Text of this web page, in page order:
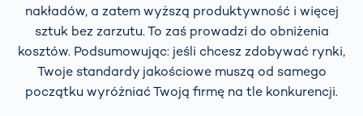
nakładów, a zatem wyższą produktywność i więcej
sztuk bez zarzutu. To zaś prowadzi do obniżenia
kosztów. Podsumowując: jeśli chcesz zdobywać rynki,
Twoje standardy jakościowe muszą od samego
początku wyróżniać Twoją firmę na tle konkurencji.